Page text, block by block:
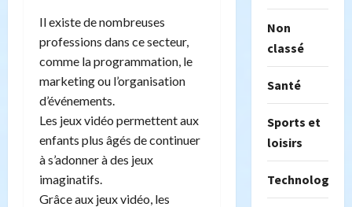
Il existe de nombreuses
professions dans ce secteur,
comme la programmation, le
marketing ou l’organisation
d’événements.
Les jeux vidéo permettent aux
enfants plus âgés de continuer
à s’adonner à des jeux
imaginatifs.
Grâce aux jeux vidéo, les
Non
classé
Santé
Sports et
loisirs
Technologie